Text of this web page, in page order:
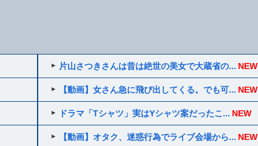
片山さつきさんは昔は絶世の美女で大蔵省の... NEW
【動画】女さん急に飛び出してくる。でも可... NEW
ドラマ「Tシャツ」実はYシャツ案だったこ... NEW
【動画】オタク、迷惑行為でライブ会場から... NEW